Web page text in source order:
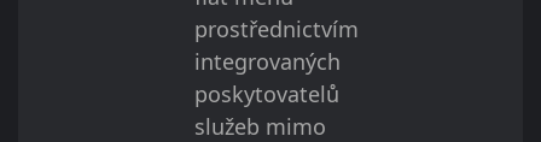
prostřednictvím
integrovaných
poskytovatelů
služeb mimo